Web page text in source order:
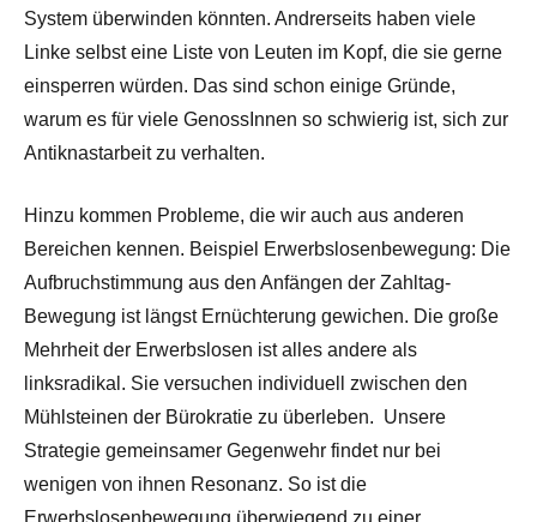
System überwinden könnten. Andrerseits haben viele
Linke selbst eine Liste von Leuten im Kopf, die sie gerne
einsperren würden. Das sind schon einige Gründe,
warum es für viele GenossInnen so schwierig ist, sich zur
Antiknastarbeit zu verhalten.
Hinzu kommen Probleme, die wir auch aus anderen
Bereichen kennen. Beispiel Erwerbslosenbewegung: Die
Aufbruchstimmung aus den Anfängen der Zahltag-
Bewegung ist längst Ernüchterung gewichen. Die große
Mehrheit der Erwerbslosen ist alles andere als
linksradikal. Sie versuchen individuell zwischen den
Mühlsteinen der Bürokratie zu überleben. Unsere
Strategie gemeinsamer Gegenwehr findet nur bei
wenigen von ihnen Resonanz. So ist die
Erwerbslosenbewegung überwiegend zu einer